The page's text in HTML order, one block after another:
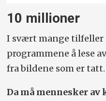
10 millioner
I svært mange tilfeller
programmene å lese
fra bildene som er tatt.
Da må mennesker